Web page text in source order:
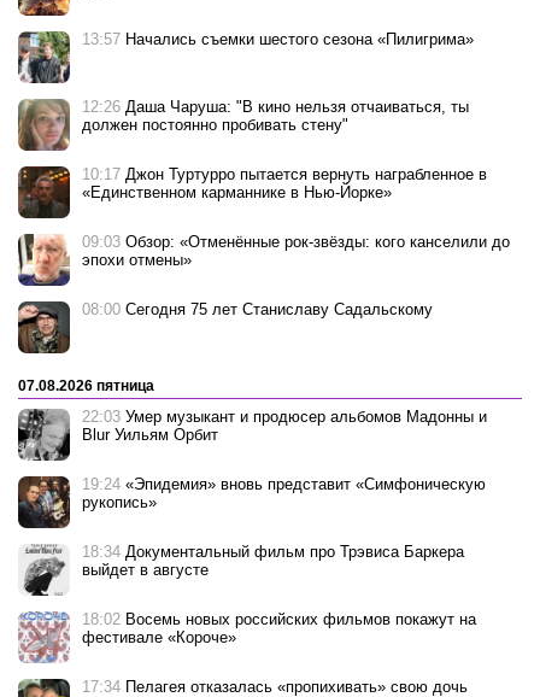
13:57 Начались съемки шестого сезона «Пилигрима»
12:26 Даша Чаруша: "В кино нельзя отчаиваться, ты
должен постоянно пробивать стену"
10:17 Джон Туртурро пытается вернуть награбленное в
«Единственном карманнике в Нью-Йорке»
09:03 Обзор: «Отменённые рок-звёзды: кого канселили до
эпохи отмены»
08:00 Сегодня 75 лет Станиславу Садальскому
07.08.2026 пятница
22:03 Умер музыкант и продюсер альбомов Мадонны и
Blur Уильям Орбит
19:24 «Эпидемия» вновь представит «Симфоническую
рукопись»
18:34 Документальный фильм про Трэвиса Баркера
выйдет в августе
18:02 Восемь новых российских фильмов покажут на
фестивале «Короче»
17:34 Пелагея отказалась «пропихивать» свою дочь